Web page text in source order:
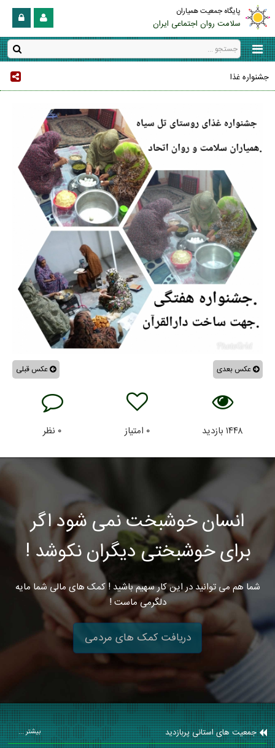
پایگاه جمعیت همیاران
سلامت روان اجتماعی ایران
جشنواره غذا
عکس قبلی عکس بعدی
۱۴۴۸بازدید ۰ امتیاز ۰ نظر
انسان خوشبخت نمی شود اگر
برای خوشبختی دیگران نکوشد !
شما هم می توانید در این کار سهیم باشید ! کمک های مالی شما مایه
دلگرمی ماست !
دریافت کمک های مردمی
جمعیت های استانی پربازدید بیشتر ...